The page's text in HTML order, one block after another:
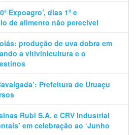
Expoagro’, dias 1º e
de alimento não perecível
produção de uva dobra em
a vitivinicultura e o
Prefeitura de Uruaçu
Rubi S.A. e CRV Industrial
em celebração ao ‘Junho